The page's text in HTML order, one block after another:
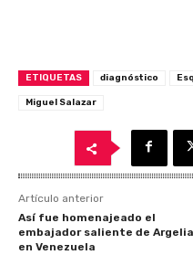
ETIQUETAS diagnóstico
Miguel Salazar
Artículo anterior
Así fue homenajeado el
embajador saliente de Argelia
en Venezuela